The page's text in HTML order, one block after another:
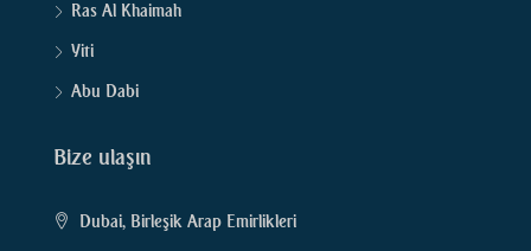
Ras Al Khaimah
Yiti
Abu Dabi
Bize ulaşın
Dubai, Birleşik Arap Emirlikleri